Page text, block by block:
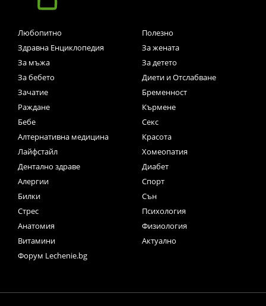
Любопитно
Полезно
Здравна Енциклопедия
За жената
За мъжа
За детето
За бебето
Диети и Отслабване
Зачатие
Бременност
Раждане
Кърмене
Бебе
Секс
Алтернативна медицина
Красота
Лайфстайл
Хомеопатия
Дентално здраве
Диабет
Алергии
Спорт
Билки
Сън
Стрес
Психология
Анатомия
Физиология
Витамини
Актуално
Форум Lechenie.bg